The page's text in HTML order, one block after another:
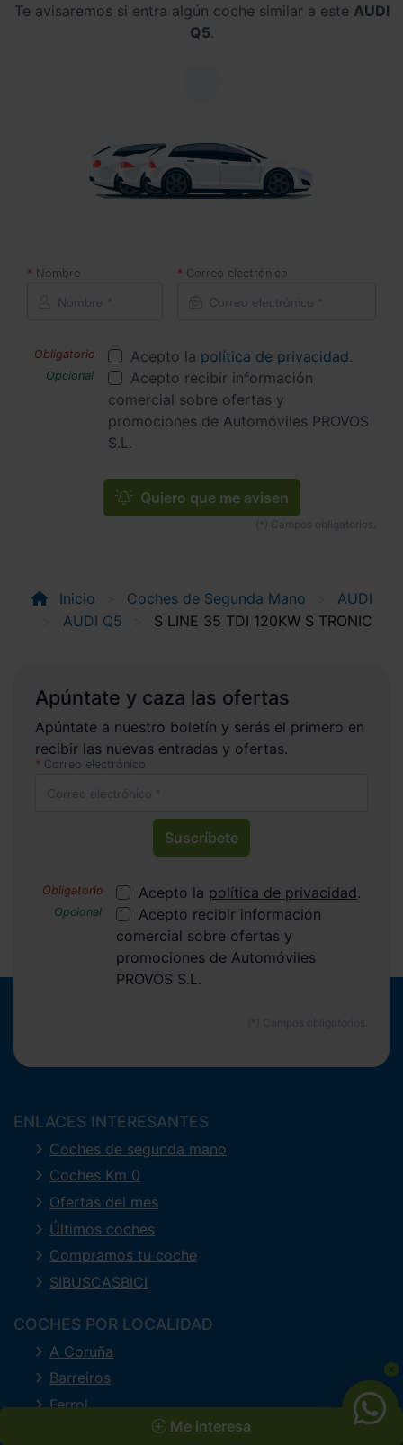
Te avisaremos si entra algún coche similar a este AUDI
Q5.
Nombre Correo electrónico
Acepto la política de privacidad.
Acepto recibir información
comercial sobre ofertas y
promociones de Automóviles PROVOS
S.L.
Quiero que me avisen
Me interesa
Inicio Coches de Segunda Mano
AUDI
AUDI Q5
S LINE 35 TDI 120KW S TRONIC
Apúntate y caza las ofertas
Apúntate a nuestro boletín y serás el primero en
recibir las nuevas entradas y ofertas.
Correo electrónico
Suscríbete
Acepto la política de privacidad.
Acepto recibir información
comercial sobre ofertas y
promociones de Automóviles
PROVOS S.L.
ENLACES INTERESANTES
Coches de segunda mano
Coches Km 0
Ofertas del mes
Últimos coches
Compramos tu coche
SIBUSCASBICI
COCHES POR LOCALIDAD
A Coruña
Barreiros
Ferrol